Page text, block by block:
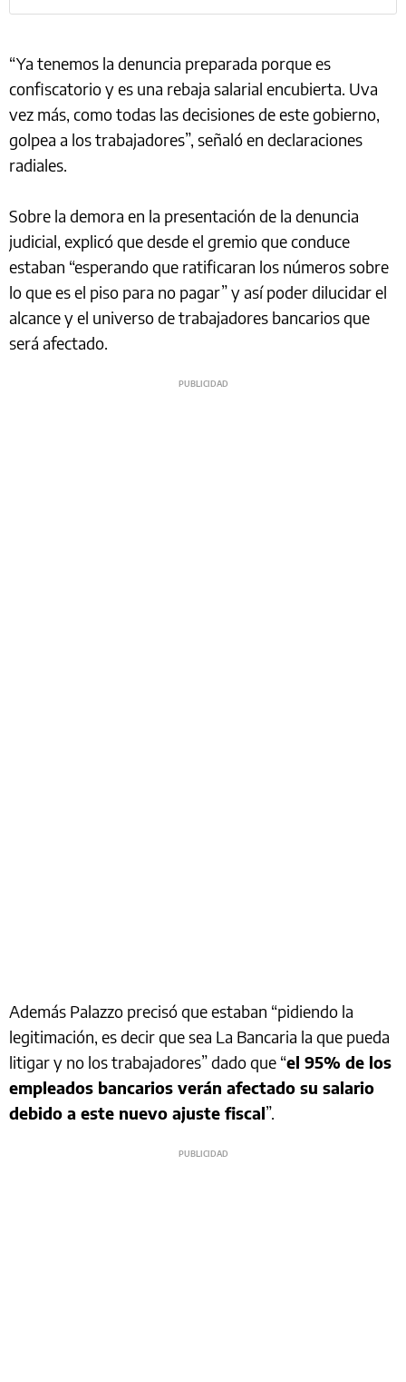
“Ya tenemos la denuncia preparada porque es
confiscatorio y es una rebaja salarial encubierta. Uva
vez más, como todas las decisiones de este gobierno,
golpea a los trabajadores”, señaló en declaraciones
radiales.
Sobre la demora en la presentación de la denuncia
judicial, explicó que desde el gremio que conduce
estaban “esperando que ratificaran los números sobre
lo que es el piso para no pagar” y así poder dilucidar el
alcance y el universo de trabajadores bancarios que
será afectado.
Además Palazzo precisó que estaban “pidiendo la
legitimación, es decir que sea La Bancaria la que pueda
litigar y no los trabajadores” dado que “el 95% de los
empleados bancarios verán afectado su salario
debido a este nuevo ajuste fiscal”.